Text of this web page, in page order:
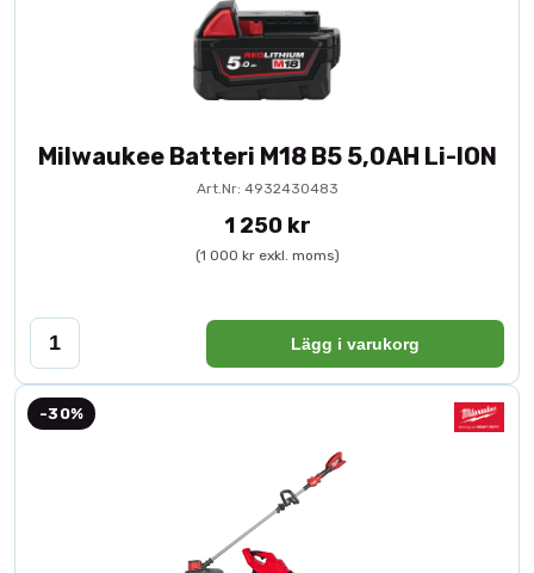
Milwaukee Batteri M18 B5 5,0AH Li-ION
Art.Nr: 4932430483
1 250 kr
(1 000 kr exkl. moms)
Lägg i varukorg
-30%